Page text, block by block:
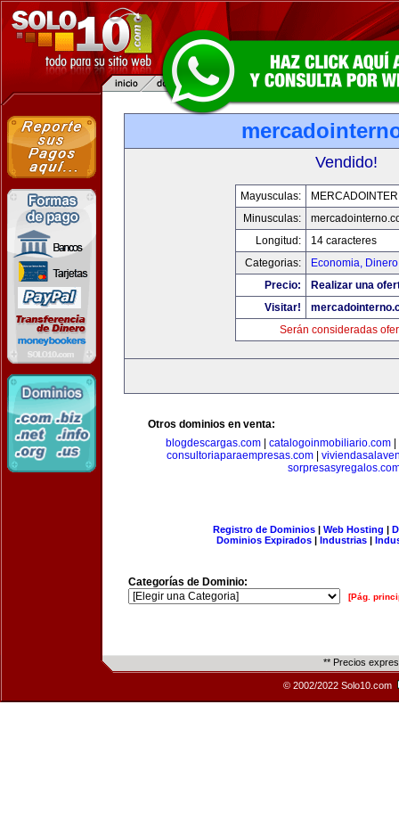
Vendido!
Mayusculas:
Minusculas:
Longitud:
14 caracteres
Categorias:
Economia,
Precio:
Realizar una
Visitar!
Serán consideradas
Otros dominios en venta:
blogdescargas.com| catalogoinmobiliario.com|
consultoriaparaempresas.com|
Registro de Dominios| Web Hosting |
Dominios Expirados | Industrias |
Categorías de Dominio:
[Pág.
** Precios
© 2002/2022 Solo10.com